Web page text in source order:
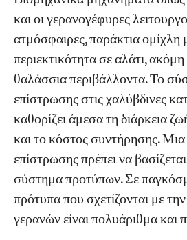
Εργα
Blogs
Νέα
Εφαρμογές
Σχετικά με εμάς
Επικοινωνήστε μαζί μας
επίστρωσης γερανών
FAQ
Ποιο είναι το πιο συχνά
πρότυπο επίστρωσης
έργα;
Είναι υποχρεωτική η
προτύπων επίστρωσης για τα
γερανών;
Είναι πάντα καλύτερη μια
επίστρωση;
και οι γερανογέφυρες
ατμόσφαιρες, παράκτια
περιεκτικότητα σε αλάτι,
θαλάσσια περιβάλλοντα. Το
επίστρωσης στις χαλύβδινες
καθορίζει άμεσα τη διάρκεια
και το κόστος συντήρησης.
επίστρωσης πρέπει να
σύστημα προτύπων. Σε
πρότυπα που σχετίζονται με
γερανών είναι πολυάριθμα και